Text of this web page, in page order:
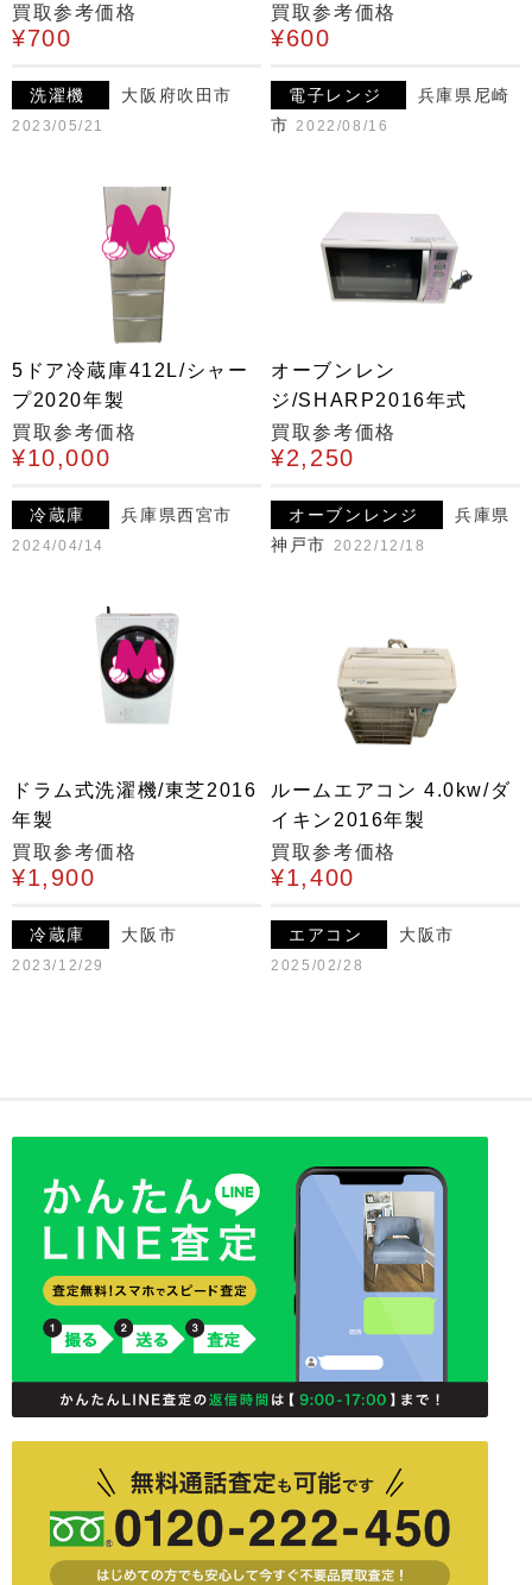
買取参考価格
¥700
洗濯機 大阪府吹田市
2023/05/21
買取参考価格
¥600
電子レンジ
兵庫県尼崎
市 2022/08/16
5ドア冷蔵庫412L/シャー
プ2020年製
買取参考価格
¥10,000
冷蔵庫 兵庫県西宮市
2024/04/14
オーブンレン
ジ/SHARP2016年式
買取参考価格
¥2,250
オーブンレンジ
兵庫県
神戸市 2022/12/18
ドラム式洗濯機/東芝2016
年製
買取参考価格
¥1,900
冷蔵庫 大阪市
2023/12/29
ルームエアコン 4.0kw/ダ
イキン2016年製
買取参考価格
¥1,400
エアコン 大阪市
2025/02/28